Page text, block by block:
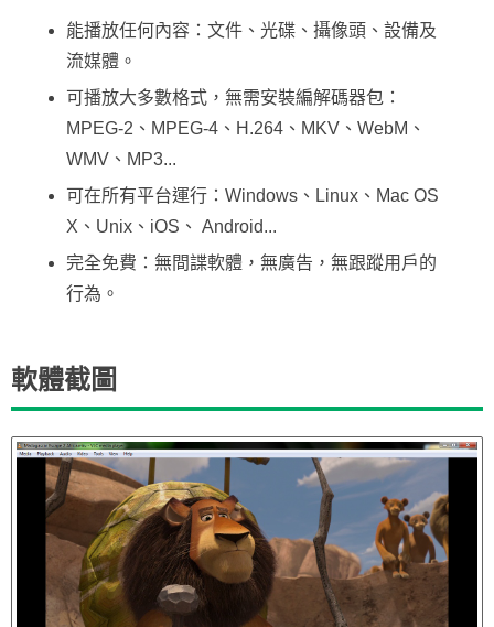
能播放任何內容：文件、光碟、攝像頭、設備及
流媒體。
可播放大多數格式，無需安裝編解碼器包：
MPEG-2、MPEG-4、H.264、MKV、WebM、
WMV、MP3...
可在所有平台運行：Windows、Linux、Mac OS
X、Unix、iOS、 Android...
完全免費：無間諜軟體，無廣告，無跟蹤用戶的
行為。
軟體截圖